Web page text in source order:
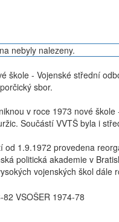
nebyly nalezeny.
škole - Vojenské střední
sbor.
v roce 1973 nové
Součástí VVTŠ byla i
1.9.1972 provedena
politická akademie v
vojenských škol dále